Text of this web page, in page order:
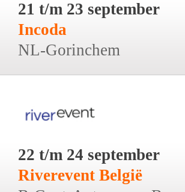
21 t/m 23 september
Incoda
NL-Gorinchem
22 t/m 24 september
Riverevent België